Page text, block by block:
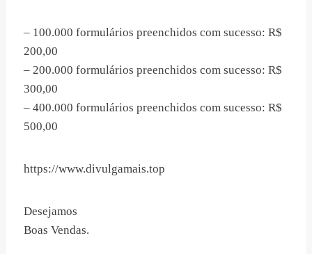
– 100.000 formulários preenchidos com sucesso: R$
200,00
– 200.000 formulários preenchidos com sucesso: R$
300,00
– 400.000 formulários preenchidos com sucesso: R$
500,00
https://www.divulgamais.top
Desejamos
Boas Vendas.